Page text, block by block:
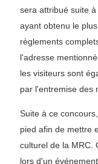
sera attribué suite
ayant obtenu le
règlements
l'adresse
les visiteurs sont
par l'entremise des
Suite à ce
pied afin de mettre
culturel de la MRC.
lors d'un